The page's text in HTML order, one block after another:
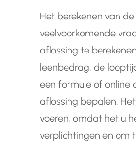
Het berekenen van
veelvoorkomende
aflossing te
leenbedrag, de
een formule of online
aflossing bepalen.
voeren, omdat het u
verplichtingen en om